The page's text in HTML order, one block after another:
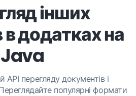
інших
додатках на
Java
перегляду документів і
популярні формати